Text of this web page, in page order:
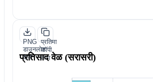
PNG
डाउनलोड
करा
प्रतिमा
कॉपी
करा
प्रतिसाद वेळ (सरासरी)